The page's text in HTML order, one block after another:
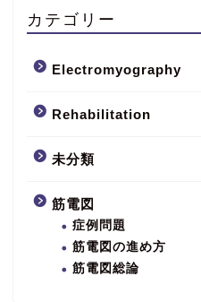
カテゴリー
Electromyography
Rehabilitation
未分類
筋電図
症例問題
筋電図の進め方
筋電図総論